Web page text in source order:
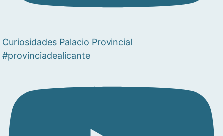
Curiosidades Palacio Provincial
#provinciadealicante